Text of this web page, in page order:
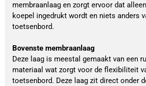
membraanlaag en zorgt ervoor dat
koepel ingedrukt wordt en niets anders
toetsenbord.
Bovenste membraanlaag
Deze laag is meestal gemaakt van een
materiaal wat zorgt voor de flexibiliteit
toetsenbord. Deze laag zit direct onder